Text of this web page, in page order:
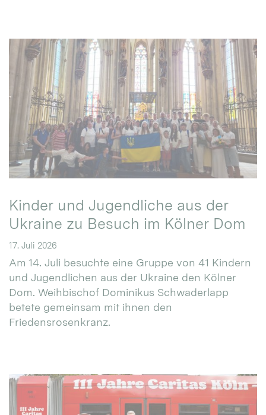
Kinder und Jugendliche aus der
Ukraine zu Besuch im Kölner Dom
17. Juli 2026
Am 14. Juli besuchte eine Gruppe von 41 Kindern
und Jugendlichen aus der Ukraine den Kölner
Dom. Weihbischof Dominikus Schwaderlapp
betete gemeinsam mit ihnen den
Friedensrosenkranz.